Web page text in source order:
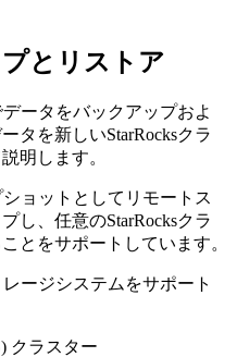
とリストア
ータをバックアップおよ
タを新しいStarRocksクラ
明します。
ョットとしてリモートス
し、任意のStarRocksクラ
とをサポートしています。
ージシステムをサポート
クラスター